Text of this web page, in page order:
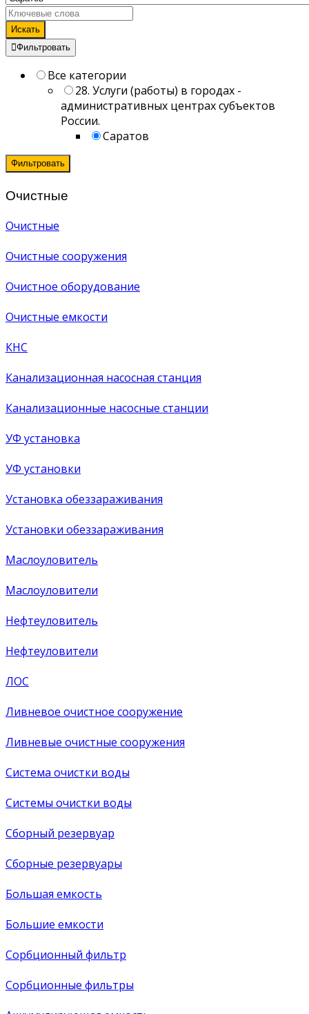
Искать
Фильтровать
Все категории
28. Услуги (работы) в городах -
административных центрах субъектов
России.
Саратов
Фильтровать
Очистные
Очистные
Очистные сооружения
Очистное оборудование
Очистные емкости
КНС
Канализационная насосная станция
Канализационные насосные станции
УФ установка
УФ установки
Установка обеззараживания
Установки обеззараживания
Маслоуловитель
Маслоуловители
Нефтеуловитель
Нефтеуловители
ЛОС
Ливневое очистное сооружение
Ливневые очистные сооружения
Система очистки воды
Системы очистки воды
Сборный резервуар
Сборные резервуары
Большая емкость
Большие емкости
Сорбционный фильтр
Сорбционные фильтры